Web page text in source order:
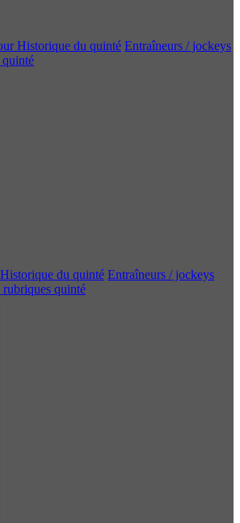
Historique du quinté Entraîneurs / jockeys
Historique du quinté Entraîneurs / jockeys
rubriques quinté